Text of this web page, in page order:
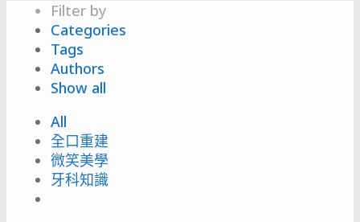
Filter by
Categories
Tags
Authors
Show all
All
全口重建
微笑美學
牙科知識